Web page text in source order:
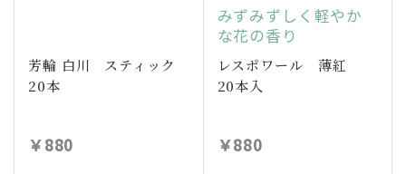
芳輪 白川 スティック
20本
￥880
みずみずしく軽やか
な花の香り
レスポワール 薄紅
20本入
￥880